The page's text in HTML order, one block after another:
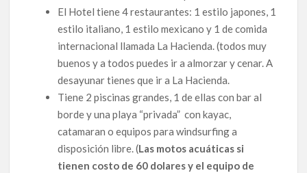
El Hotel tiene 4 restaurantes: 1 estilo japones, 1
estilo italiano, 1 estilo mexicano y 1 de comida
internacional llamada La Hacienda. (todos muy
buenos y a todos puedes ir a almorzar y cenar. A
desayunar tienes que ir a La Hacienda.
Tiene 2 piscinas grandes, 1 de ellas con bar al
borde y una playa “privada” con kayac,
catamaran o equipos para windsurfing a
disposición libre. (Las motos acuáticas si
tienen costo de 60 dolares y el equipo de